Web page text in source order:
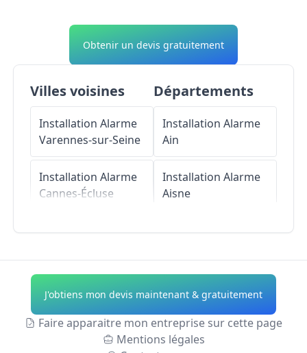
Obtenir un devis gratuitement
Villes voisines
Installation Alarme
Varennes-sur-Seine
Installation Alarme
Cannes-Écluse
Installation Alarme
Forges
Installation Alarme
Départements
Installation Alarme
Ain
Installation Alarme
Aisne
Installation Alarme
Alpes-de-Haute-
Provence
J'obtiens mon devis maintenant & gratuitement
Faire apparaitre mon entreprise sur cette page
Mentions légales